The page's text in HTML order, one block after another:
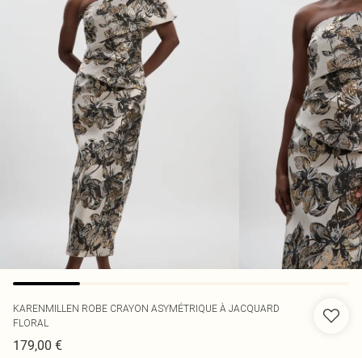
KARENMILLEN ROBE CRAYON ASYMÉTRIQUE À JACQUARD
FLORAL
179,00 €